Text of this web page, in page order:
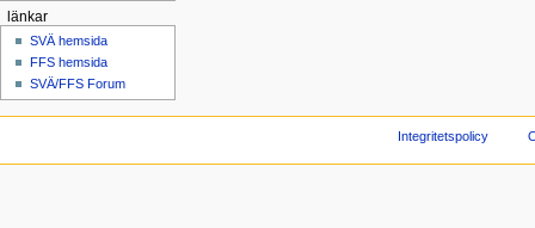
länkar
SVÄ hemsida
FFS hemsida
SVÄ/FFS Forum
Integritetspolicy